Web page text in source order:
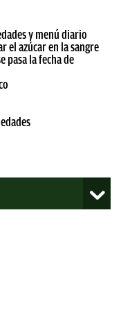
y menú diario
el azúcar en la sangre
pasa la fecha de